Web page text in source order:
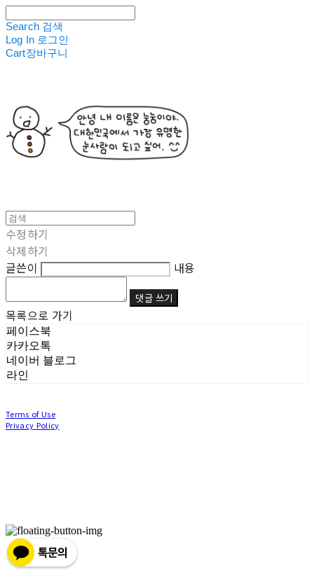
Search 검색
Log In 로그인
Cart장바구니
수정하기
삭제하기
글쓴이
내용
댓글 쓰기
목록으로 가기
페이스북
카카오톡
네이버 블로그
라인
Terms of Use
Privacy Policy